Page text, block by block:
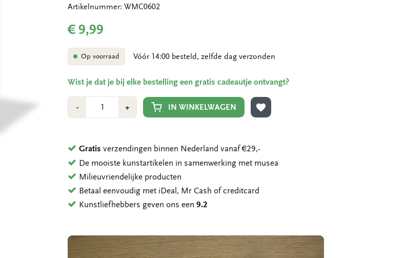
Artikelnummer: WMC0602
€ 9,99
Op voorraad Vóór 14:00 besteld, zelfde dag verzonden
Wist je dat je bij elke bestelling een gratis cadeautje ontvangt?
-Min
1
+Plus
1
IN WINKELWAGEN
TOEVOEGEN AAN VERLANGLIJST
Gratis verzendingen binnen Nederland vanaf €29,-
De mooiste kunstartikelen in samenwerking met musea
Milieuvriendelijke producten
Betaal eenvoudig met iDeal, Mr Cash of creditcard
Kunstliefhebbers geven ons een9.2